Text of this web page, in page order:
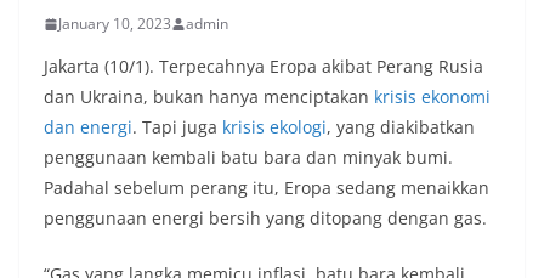
January 10, 2023 admin
Jakarta (10/1). Terpecahnya Eropa akibat Perang Rusia
dan Ukraina, bukan hanya menciptakan krisis ekonomi
dan energi. Tapi juga krisis ekologi, yang diakibatkan
penggunaan kembali batu bara dan minyak bumi.
Padahal sebelum perang itu, Eropa sedang menaikkan
penggunaan energi bersih yang ditopang dengan gas.